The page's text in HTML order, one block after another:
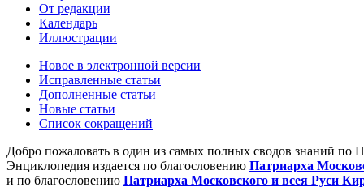
От редакции
Календарь
Иллюстрации
Новое в электронной версии
Исправленные статьи
Дополненные статьи
Новые статьи
Список сокращений
Добро пожаловать в один из самых полных сводов знаний по
Энциклопедия издается по благословению Патриарха
и по благословению Патриарха Московского и всея Руси